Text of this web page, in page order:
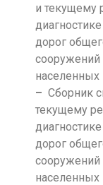
и текущему
дорог
сооружений
населенных
– Сборник
текущему
дорог
сооружений
населенных